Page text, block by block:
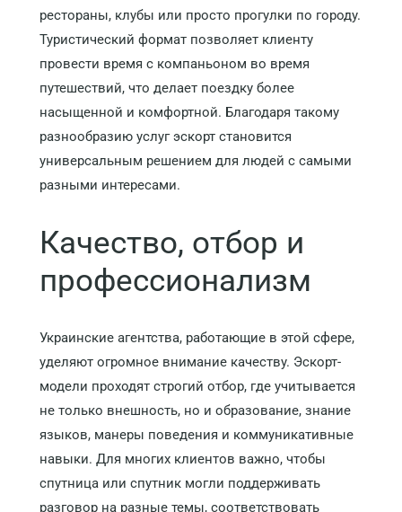
рестораны, клубы или просто прогулки по городу.
Туристический формат позволяет клиенту
провести время с компаньоном во время
путешествий, что делает поездку более
насыщенной и комфортной. Благодаря такому
разнообразию услуг эскорт становится
универсальным решением для людей с самыми
разными интересами.
Качество, отбор и
профессионализм
Украинские агентства, работающие в этой сфере,
уделяют огромное внимание качеству. Эскорт-
модели проходят строгий отбор, где учитывается
не только внешность, но и образование, знание
языков, манеры поведения и коммуникативные
навыки. Для многих клиентов важно, чтобы
спутница или спутник могли поддерживать
разговор на разные темы, соответствовать